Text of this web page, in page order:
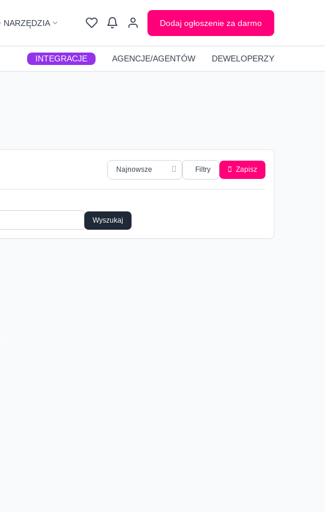
NARZĘDZIA Dodaj ogłoszenie za darmo
INTEGRACJE AGENCJE/AGENTÓW DEWELOPERZY
Filtry Zapisz
Wyszukaj